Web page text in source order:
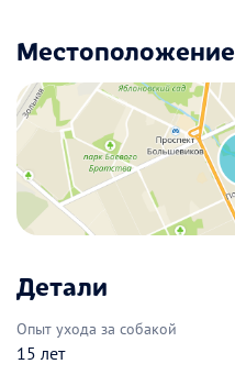
Местоположение
Детали
Опыт ухода за собакой
15 лет